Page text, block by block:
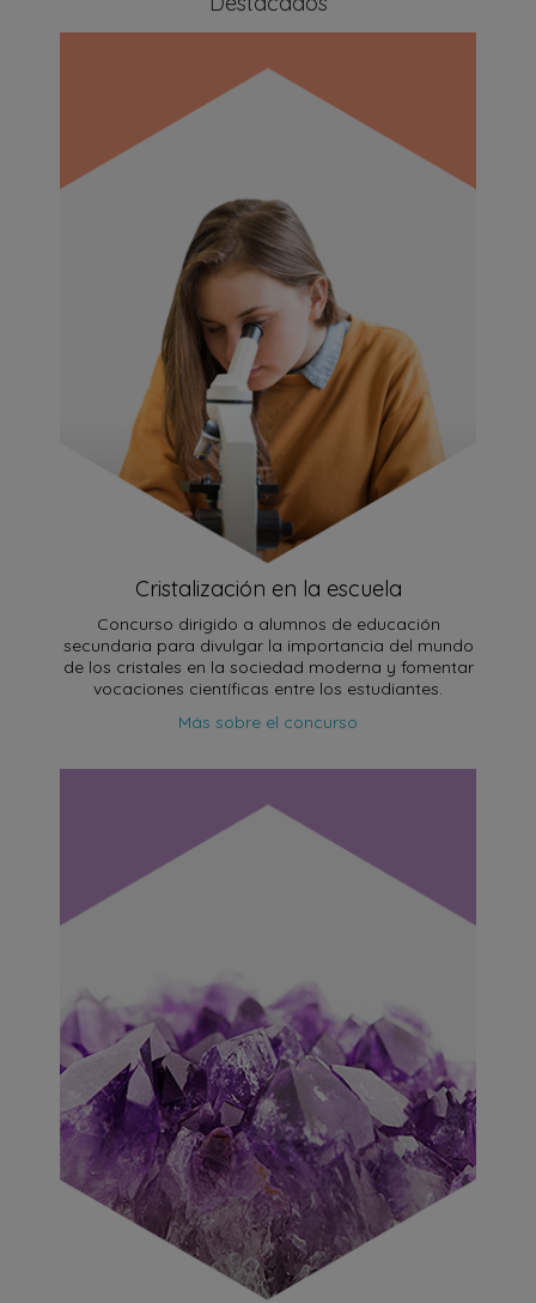
Cristalización en la escuela
Concurso dirigido a alumnos de educación
secundaria para divulgar la importancia del mundo
de los cristales en la sociedad moderna y fomentar
vocaciones científicas entre los estudiantes.
Más sobre el concurso